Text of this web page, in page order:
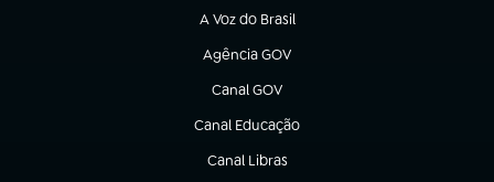
A Voz do Brasil
(abre em nova aba)
Agência GOV
(abre em nova aba)
Canal GOV
(abre em nova aba)
Canal Educação
(abre em nova aba)
Canal Libras
(abre em nova aba)